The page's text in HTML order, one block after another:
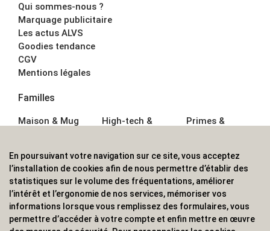
Qui sommes-nous ?
Marquage publicitaire
Les actus ALVS
Goodies tendance
CGV
Mentions légales
Familles
Maison & Mug
Écriture
Bagagerie sacs
High-tech &
Sport &
Outdoor
Enfant
Primes &
Boisson
Textile &
Casquette
Accessoires de
En poursuivant votre navigation sur ce site, vous acceptez
l’installation de cookies afin de nous permettre d’établir des
statistiques sur le volume des fréquentations, améliorer
l’intérêt et l’ergonomie de nos services, mémoriser vos
informations lorsque vous remplissez des formulaires, vous
permettre d’accéder à votre compte et enfin mettre en œuvre